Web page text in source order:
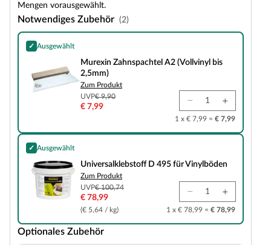
Mengen vorausgewählt.
Notwendiges Zubehör (2)
✓ Ausgewählt
Murexin Zahnspachtel A2 (Vollvinyl bis 2,5mm)
Murexin Zahnspachtel A2 (Vollvinyl bis
2,5mm)
Zum Produkt
UVP€ 9,90
€ 7,99
1 x € 7,99 = € 7,99
✓ Ausgewählt
Universalklebstoff D 495 für Vinylböden
Universalklebstoff D 495 für Vinylböden
Zum Produkt
UVP€ 100,74
€ 78,99
(€ 5,64 / kg) 1 x € 78,99 = € 78,99
Optionales Zubehör